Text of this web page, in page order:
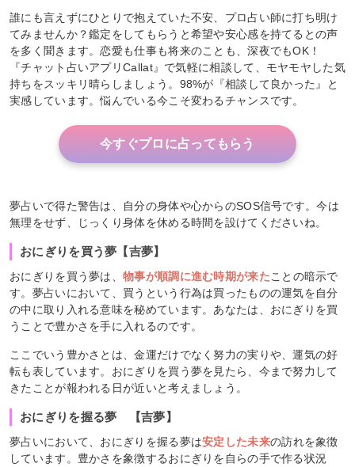
誰にも言えずにひとりで抱えていた不安、プロ占い師に打ち明け
てみませんか？鑑定をしてもらうと希望や安心感を持てるとの声
を多く聞きます。恋愛も仕事も将来のことも、深夜でもOK！
『チャット占いアプリCallat』で気軽に相談して、モヤモヤした気
持ちをスッキリ晴らしましょう。98%が『相談して良かった』と
実感しています。悩んでいる今こそ変わるチャンスです。
今すぐプロに占ってもらう
夢占いで得た警告は、自分の身体や心からのSOS信号です。今は
無理をせず、じっくり身体を休める時間を設けてくださいね。
おにぎりを買う夢【吉夢】
おにぎりを買う夢は、物事が順調に進む時期が来たことの暗示で
す。夢占いにおいて、買うという行為は買ったものの運気を自分
の中に取り入れる意味を秘めています。あなたは、おにぎりを買
うことで豊かさを手に入れるのです。
ここでいう豊かさとは、金運だけでなく努力の実りや、運気の好
転も表しています。おにぎりを買う夢を見たら、今まで努力して
きたことが報われる日が近いと考えましょう。
おにぎりを握る夢 【吉夢】
夢占いにおいて、おにぎりを握る夢は安定した未来の訪れを象徴
しています。豊かさを象徴するおにぎりを自らの手で作る状況